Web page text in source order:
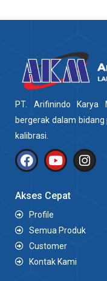
PT. Arifinindo Karya
bergerak dalam
kalibrasi.
Akses Cepat
Profile
Semua Produk
Customer
Kontak Kami